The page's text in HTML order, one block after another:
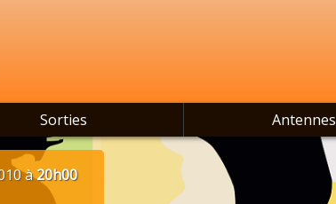
Sorties Antennes
à20h00